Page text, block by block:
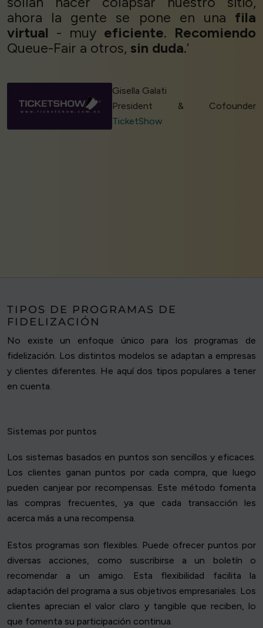
ahora la gente se pone en una fila
virtual - muy eficiente. Recomiendo
Queue-Fair a otros, sin duda.’
Gisella Galati
President & Cofounder
TicketShow
TIPOS DE PROGRAMAS DE
FIDELIZACIÓN
No existe un enfoque único para los programas de
fidelización. Los distintos modelos se adaptan a empresas
y clientes diferentes. He aquí dos tipos populares a tener
en cuenta.
Sistemas por puntos
Los sistemas basados en puntos son sencillos y eficaces.
Los clientes ganan puntos por cada compra, que luego
pueden canjear por recompensas. Este método fomenta
las compras frecuentes, ya que cada transacción les
acerca más a una recompensa.
Estos programas son flexibles. Puede ofrecer puntos por
diversas acciones, como suscribirse a un boletín o
recomendar a un amigo. Esta flexibilidad facilita la
adaptación del programa a sus objetivos empresariales. Los
clientes aprecian el valor claro y tangible que reciben, lo
que fomenta su participación continua.